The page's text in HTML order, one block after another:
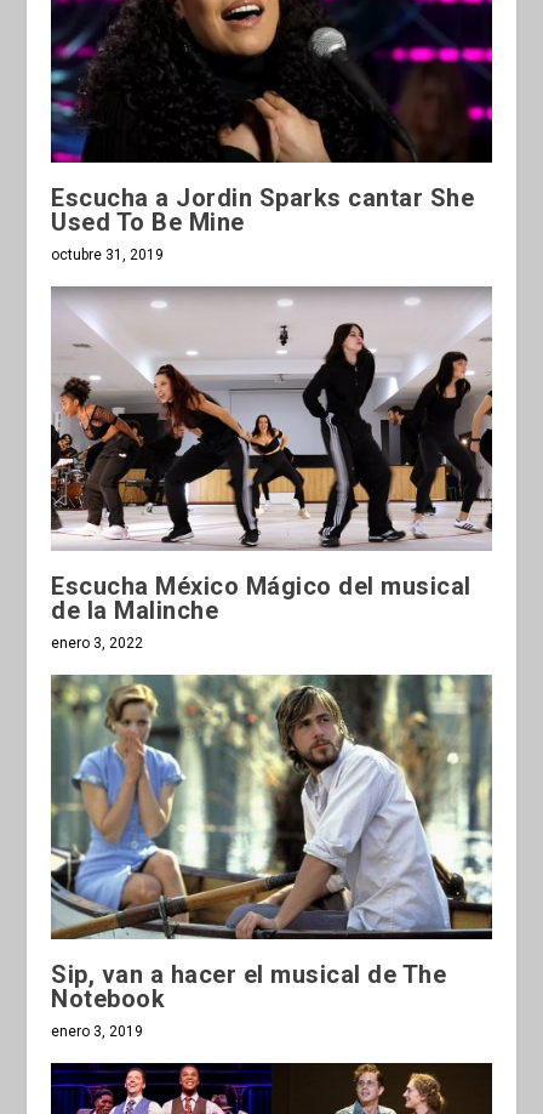
Escucha a Jordin Sparks cantar She
Used To Be Mine
octubre 31, 2019
Escucha México Mágico del musical
de la Malinche
enero 3, 2022
Sip, van a hacer el musical de The
Notebook
enero 3, 2019